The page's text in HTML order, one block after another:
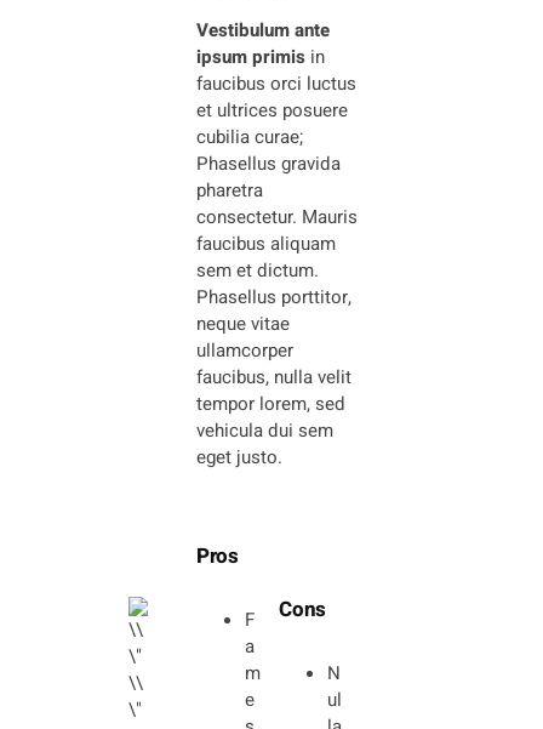
Vestibulum ante
ipsum primis in
faucibus orci luctus
et ultrices posuere
cubilia curae;
Phasellus gravida
pharetra
consectetur. Mauris
faucibus aliquam
sem et dictum.
Phasellus porttitor,
neque vitae
ullamcorper
faucibus, nulla velit
tempor lorem, sed
vehicula dui sem
eget justo.
Pros
F
a
m
e
Cons
N
ul